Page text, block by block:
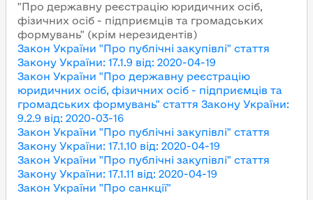
"Про державну реєстрацію юридичних осіб,
фізичних осіб - підприємців та громадських
формувань" (крім нерезидентів)
Закон України "Про публічні закупівлі" стаття
Закону України: 17.1.9 від: 2020-04-19
Закон України "Про державну реєстрацію
юридичних осіб, фізичних осіб - підприємців та
громадських формувань" стаття Закону України:
9.2.9 від: 2020-03-16
Закон України "Про публічні закупівлі" стаття
Закону України: 17.1.10 від: 2020-04-19
Закон України "Про публічні закупівлі" стаття
Закону України: 17.1.11 від: 2020-04-19
Закон України "Про санкції"